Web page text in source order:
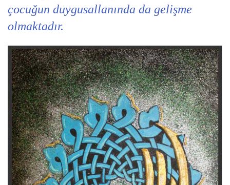
çocuğun duygusallanında da gelişme
olmaktadır.